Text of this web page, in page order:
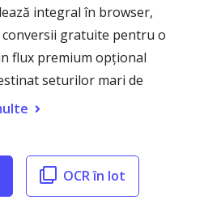
integral în browser,
gratuite pentru o
flux premium opțional
seturilor mari de
OCR în lot